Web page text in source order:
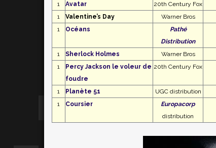
1
Avatar 20th Century Fox
1
Valentine’s Day Warner Bros
1
Océans
Pathé
Distribution
1 Sherlock Holmes Warner Bros
1
Percy Jackson le voleur de
foudre
20th Century Fox
1 Planète 51 UGC distribution
1
Coursier
Europacorp
distribution